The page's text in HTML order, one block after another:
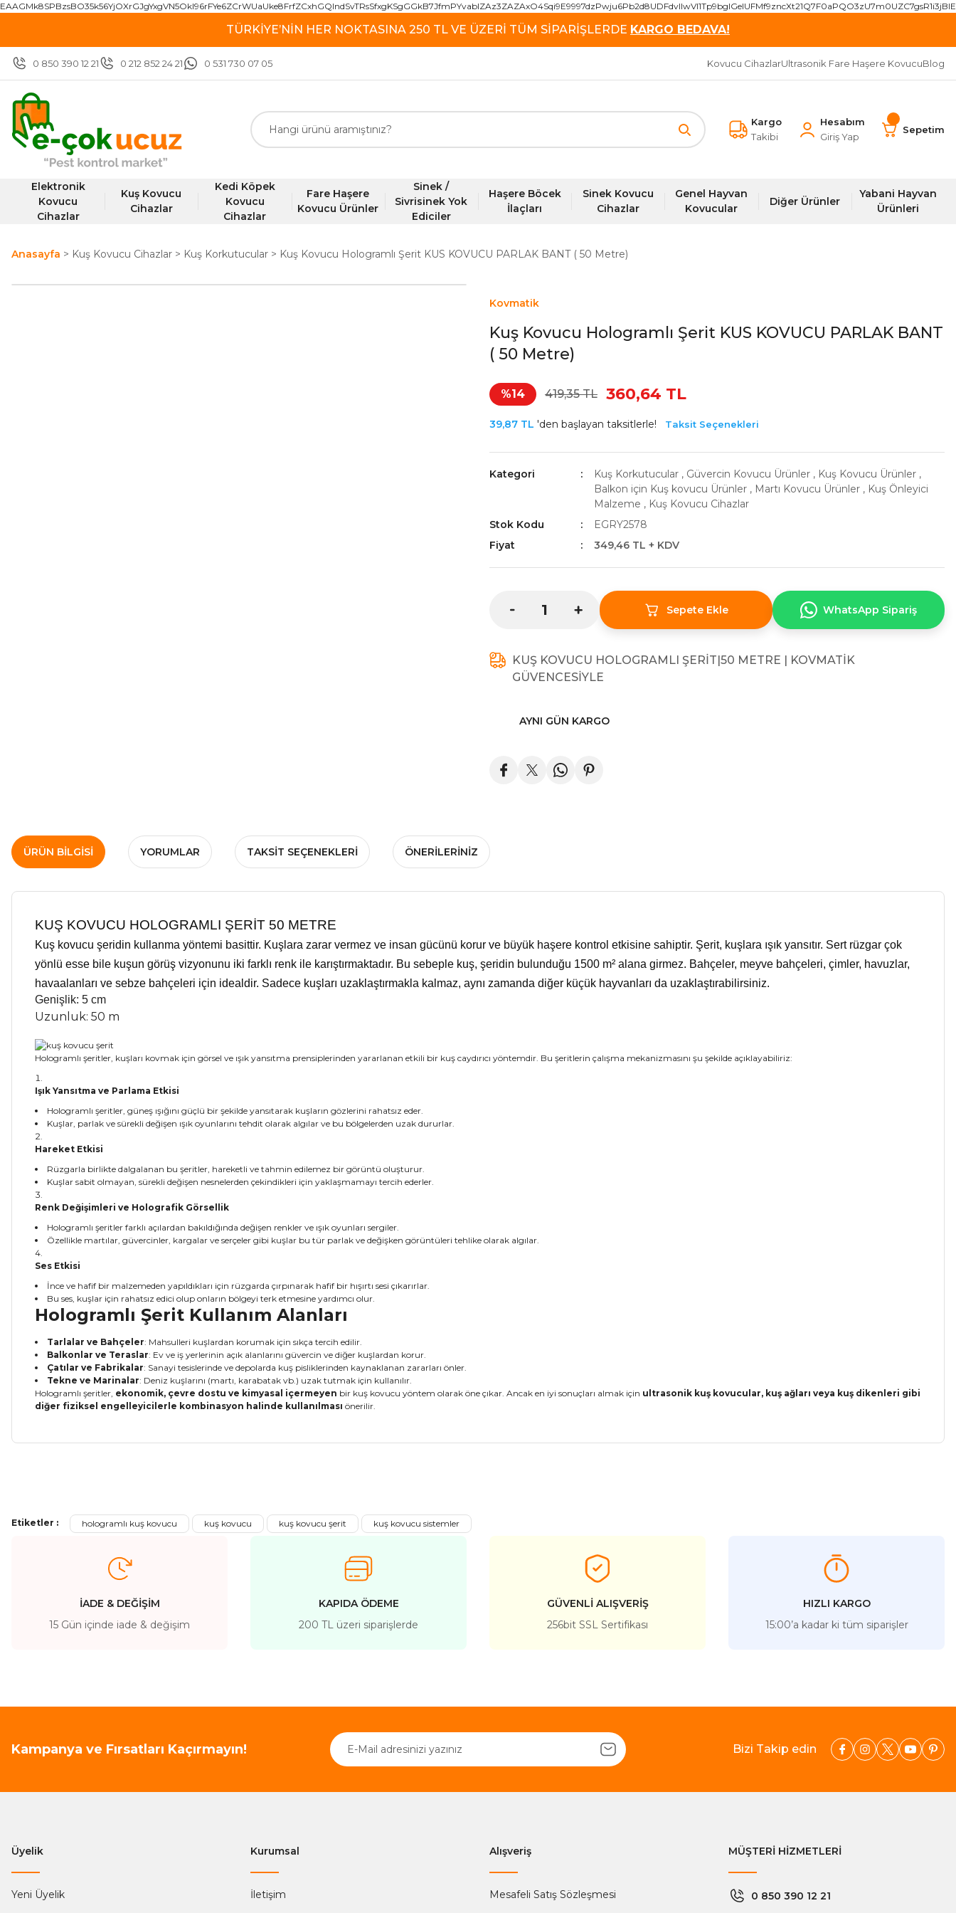
TÜRKİYE’NİN HER NOKTASINA 250 TL VE ÜZERİ TÜM SİPARİŞLERDE KARGO BEDAVA!
0 850 390 12 21 0 212 852 24 21 0 531 730 07 05 Kovucu CihazlarUltrasonik Fare Haşere KovucuBlog
Kargo
Takibi
Hesabım
Giriş Yap
Sepetim
Elektronik
Kovucu
Cihazlar
Kuş Kovucu
Cihazlar
Kedi Köpek
Kovucu
Cihazlar
Fare Haşere
Kovucu Ürünler
Sinek /
Sivrisinek Yok
Ediciler
Haşere Böcek
İlaçları
Sinek Kovucu
Cihazlar
Genel Hayvan
Kovucular
Diğer Ürünler
Yabani Hayvan
Ürünleri
Anasayfa Kuş Kovucu Cihazlar Kuş Korkutucular Kuş Kovucu Hologramlı Şerit KUS KOVUCU PARLAK BANT ( 50 Metre)
Kovmatik
Kuş Kovucu Hologramlı Şerit KUS KOVUCU PARLAK BANT
( 50 Metre)
%14 419,35 TL 360,64 TL
39,87 TL 'den başlayan taksitlerle! Taksit Seçenekleri
Kategori Kuş Korkutucular , Güvercin Kovucu Ürünler , Kuş Kovucu Ürünler ,
Balkon için Kuş kovucu Ürünler , Martı Kovucu Ürünler , Kuş Önleyici
Malzeme , Kuş Kovucu Cihazlar
Stok Kodu
EGRY2578
Fiyat
349,46 TL + KDV
Sepete Ekle WhatsApp Sipariş
KUŞ KOVUCU HOLOGRAMLI ŞERİT|50 METRE | KOVMATİK
GÜVENCESİYLE
AYNI GÜN KARGO
ÜRÜN BILGISI YORUMLAR TAKSIT SEÇENEKLERI ÖNERILERINIZ
KUŞ KOVUCU HOLOGRAMLI ŞERİT 50 METRE
Kuş kovucu şeridin kullanma yöntemi basittir. Kuşlara zarar vermez ve insan gücünü korur ve büyük haşere kontrol etkisine sahiptir. Şerit, kuşlara ışık yansıtır. Sert rüzgar çok
yönlü esse bile kuşun görüş vizyonunu iki farklı renk ile karıştırmaktadır. Bu sebeple kuş, şeridin bulunduğu 1500 m² alana girmez. Bahçeler, meyve bahçeleri, çimler, havuzlar,
havaalanları ve sebze bahçeleri için idealdir. Sadece kuşları uzaklaştırmakla kalmaz, aynı zamanda diğer küçük hayvanları da uzaklaştırabilirsiniz.
Genişlik: 5 cm
Uzunluk: 50 m
Hologramlı şeritler, kuşları kovmak için görsel ve ışık yansıtma prensiplerinden yararlanan etkili bir kuş caydırıcı yöntemdir. Bu şeritlerin çalışma mekanizmasını şu şekilde açıklayabiliriz:
Işık Yansıtma ve Parlama Etkisi
Hologramlı şeritler, güneş ışığını güçlü bir şekilde yansıtarak kuşların gözlerini rahatsız eder.
Kuşlar, parlak ve sürekli değişen ışık oyunlarını tehdit olarak algılar ve bu bölgelerden uzak dururlar.
Hareket Etkisi
Rüzgarla birlikte dalgalanan bu şeritler, hareketli ve tahmin edilemez bir görüntü oluşturur.
Kuşlar sabit olmayan, sürekli değişen nesnelerden çekindikleri için yaklaşmamayı tercih ederler.
Renk Değişimleri ve Holografik Görsellik
Hologramlı şeritler farklı açılardan bakıldığında değişen renkler ve ışık oyunları sergiler.
Özellikle martılar, güvercinler, kargalar ve serçeler gibi kuşlar bu tür parlak ve değişken görüntüleri tehlike olarak algılar.
Ses Etkisi
İnce ve hafif bir malzemeden yapıldıkları için rüzgarda çırpınarak hafif bir hışırtı sesi çıkarırlar.
Bu ses, kuşlar için rahatsız edici olup onların bölgeyi terk etmesine yardımcı olur.
Hologramlı Şerit Kullanım Alanları
Tarlalar ve Bahçeler: Mahsulleri kuşlardan korumak için sıkça tercih edilir.
Balkonlar ve Teraslar: Ev ve iş yerlerinin açık alanlarını güvercin ve diğer kuşlardan korur.
Çatılar ve Fabrikalar: Sanayi tesislerinde ve depolarda kuş pisliklerinden kaynaklanan zararları önler.
Tekne ve Marinalar: Deniz kuşlarını (martı, karabatak vb.) uzak tutmak için kullanılır.
Hologramlı şeritler, ekonomik, çevre dostu ve kimyasal içermeyen bir kuş kovucu yöntem olarak öne çıkar. Ancak en iyi sonuçları almak için ultrasonik kuş kovucular, kuş ağları veya kuş dikenleri gibi
diğer fiziksel engelleyicilerle kombinasyon halinde kullanılması önerilir.
Bu ürüne ilk yorumu siz yapın!
Ürün açıklamasında eksik bilgiler bulunuyor.
Ürün fiyatı diğer sitelerden daha pahalı.
Bu ürüne benzer farklı alternatifler olmalı.
Etiketler : hologramlı kuş kovucu kuş kovucu kuş kovucu şerit kuş kovucu sistemler
İADE & DEĞİŞİM
15 Gün içinde iade & değişim
KAPIDA ÖDEME
200 TL üzeri siparişlerde
GÜVENLİ ALIŞVERİŞ
256bit SSL Sertifikası
HIZLI KARGO
15:00’a kadar ki tüm siparişler
Kampanya ve Fırsatları Kaçırmayın! Bizi Takip edin
Üyelik
Yeni Üyelik
Kurumsal
İletişim
Alışveriş
Mesafeli Satış Sözleşmesi
MÜŞTERİ HİZMETLERİ
0 850 390 12 21